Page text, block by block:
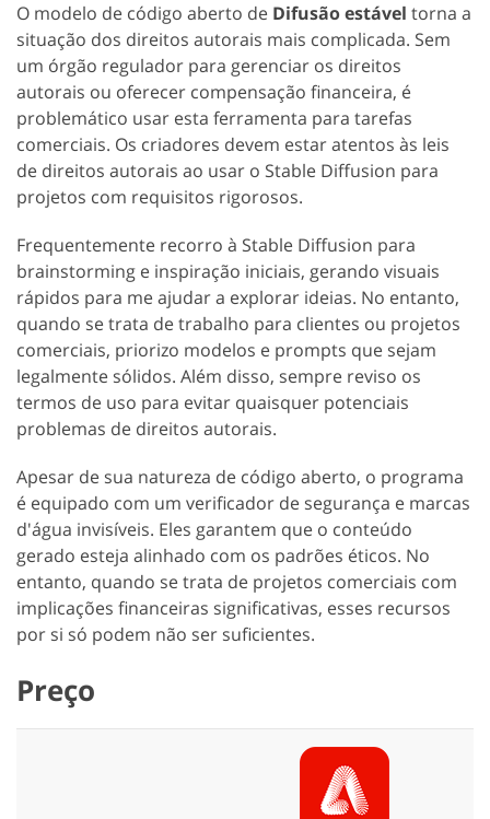
O modelo de código aberto de Difusão estável torna a
situação dos direitos autorais mais complicada. Sem
um órgão regulador para gerenciar os direitos
autorais ou oferecer compensação financeira, é
problemático usar esta ferramenta para tarefas
comerciais. Os criadores devem estar atentos às leis
de direitos autorais ao usar o Stable Diffusion para
projetos com requisitos rigorosos.
Frequentemente recorro à Stable Diffusion para
brainstorming e inspiração iniciais, gerando visuais
rápidos para me ajudar a explorar ideias. No entanto,
quando se trata de trabalho para clientes ou projetos
comerciais, priorizo modelos e prompts que sejam
legalmente sólidos. Além disso, sempre reviso os
termos de uso para evitar quaisquer potenciais
problemas de direitos autorais.
Apesar de sua natureza de código aberto, o programa
é equipado com um verificador de segurança e marcas
d'água invisíveis. Eles garantem que o conteúdo
gerado esteja alinhado com os padrões éticos. No
entanto, quando se trata de projetos comerciais com
implicações financeiras significativas, esses recursos
por si só podem não ser suficientes.
Preço